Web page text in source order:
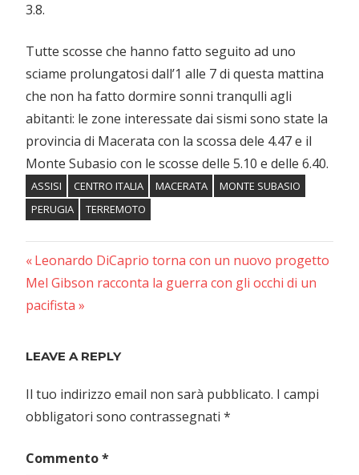
3.8.
Tutte scosse che hanno fatto seguito ad uno
sciame prolungatosi dall’1 alle 7 di questa mattina
che non ha fatto dormire sonni tranqulli agli
abitanti: le zone interessate dai sismi sono state la
provincia di Macerata con la scossa dele 4.47 e il
Monte Subasio con le scosse delle 5.10 e delle 6.40.
ASSISI CENTRO ITALIA MACERATA
MONTE SUBASIO
PERUGIA
TERREMOTO
Navigazione
articoli
Previous
Post:
Leonardo DiCaprio torna con un nuovo progetto
Next
Post:
Mel Gibson racconta la guerra con gli occhi di un
pacifista
LEAVE A REPLY
Il tuo indirizzo email non sarà pubblicato. I campi
obbligatori sono contrassegnati *
Commento*